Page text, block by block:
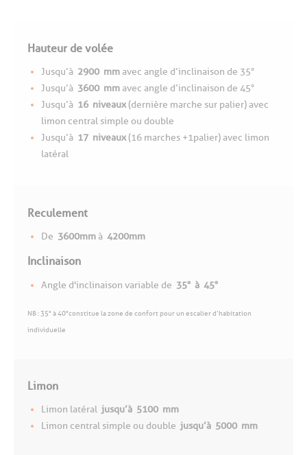
Hauteur de volée
Jusqu’à 2900 mm avec angle d’inclinaison de 35°
Jusqu’à 3600 mm avec angle d’inclinaison de 45°
Jusqu’à 16 niveaux(dernière marche sur palier) avec
limon central simple ou double
Jusqu’à 17 niveaux(16 marches +1palier) avec limon
latéral
Reculement
De 3600mm à 4200mm
Inclinaison
Angle d'inclinaison variable de 35° à 45°
NB : 35° à 40°constitue la zone de confort pour un escalier d’habitation
individuelle
Limon
Limon latéral jusqu’à 5100 mm
Limon central simple ou double jusqu’à 5000 mm